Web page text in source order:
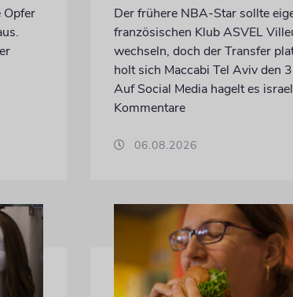
Opfer
Der frühere NBA-Star sollte
französischen Klub ASVEL
wechseln, doch der Transfer
holt sich Maccabi Tel Aviv den
Auf Social Media hagelt es
Kommentare
06.08.2026